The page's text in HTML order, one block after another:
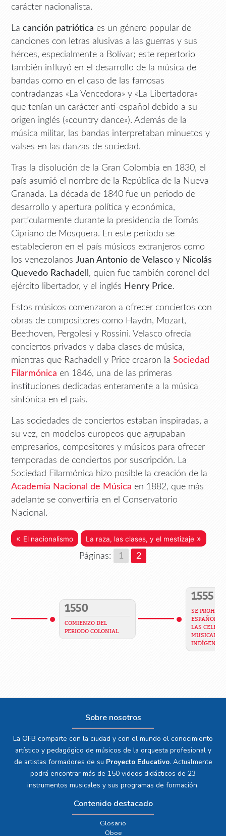
carácter nacionalista.
Lacanción patriótica es un género popular de
canciones con letras alusivas a las guerras y sus
héroes, especialmente a Bolívar; este repertorio
también influyó en el desarrollo de la música de
bandas como en el caso de las famosas
contradanzas «La Vencedora» y «La Libertadora»
que tenían un carácter anti-español debido a su
origen inglés («country dance»). Además de la
música militar, las bandas interpretaban minuetos y
valses en las danzas de sociedad.
Tras la disolución de la Gran Colombia en 1830, el
país asumió el nombre de la República de la Nueva
Granada. La década de 1840 fue un periodo de
desarrollo y apertura política y económica,
particularmente durante la presidencia de Tomás
Cipriano de Mosquera. En este periodo se
establecieron en el país músicos extranjeros como
los venezolanosJuan Antonio de Velasco y Nicolás
Quevedo Rachadell , quien fue también coronel del
ejército libertador, y el inglés Henry Price.
Estos músicos comenzaron a ofrecer conciertos con
obras de compositores como Haydn, Mozart,
Beethoven, Pergolesi y Rossini. Velasco ofrecía
conciertos privados y daba clases de música,
mientras que Rachadell y Price crearon laSociedad
Filarmónica en 1846, una de las primeras
instituciones dedicadas enteramente a la música
sinfónica en el país.
Las sociedades de conciertos estaban inspiradas, a
su vez, en modelos europeos que agrupaban
empresarios, compositores y músicos para ofrecer
temporadas de conciertos por suscripción. La
Sociedad Filarmónica hizo posible la creación de la
Academia Nacional de Música en 1882, que más
adelante se convertiría en el Conservatorio
Nacional.
« El nacionalismo La raza, las clases, y el mestizaje »
Páginas: 1 2
1550
COMIENZO DEL
PERIODO COLONIAL
1555
SE PROHIBE
LAS
MUSICALES
INDÍGENAS
Sobre nosotros
La OFB comparte con la ciudad y con el mundo el conocimiento
artístico y pedagógico de músicos de la orquesta profesional y
de artistas formadores de su Proyecto Educativo. Actualmente
podrá encontrar más de 150 videos didácticos de 23
instrumentos musicales y sus programas de formación.
Contenido destacado
Glosario
Oboe